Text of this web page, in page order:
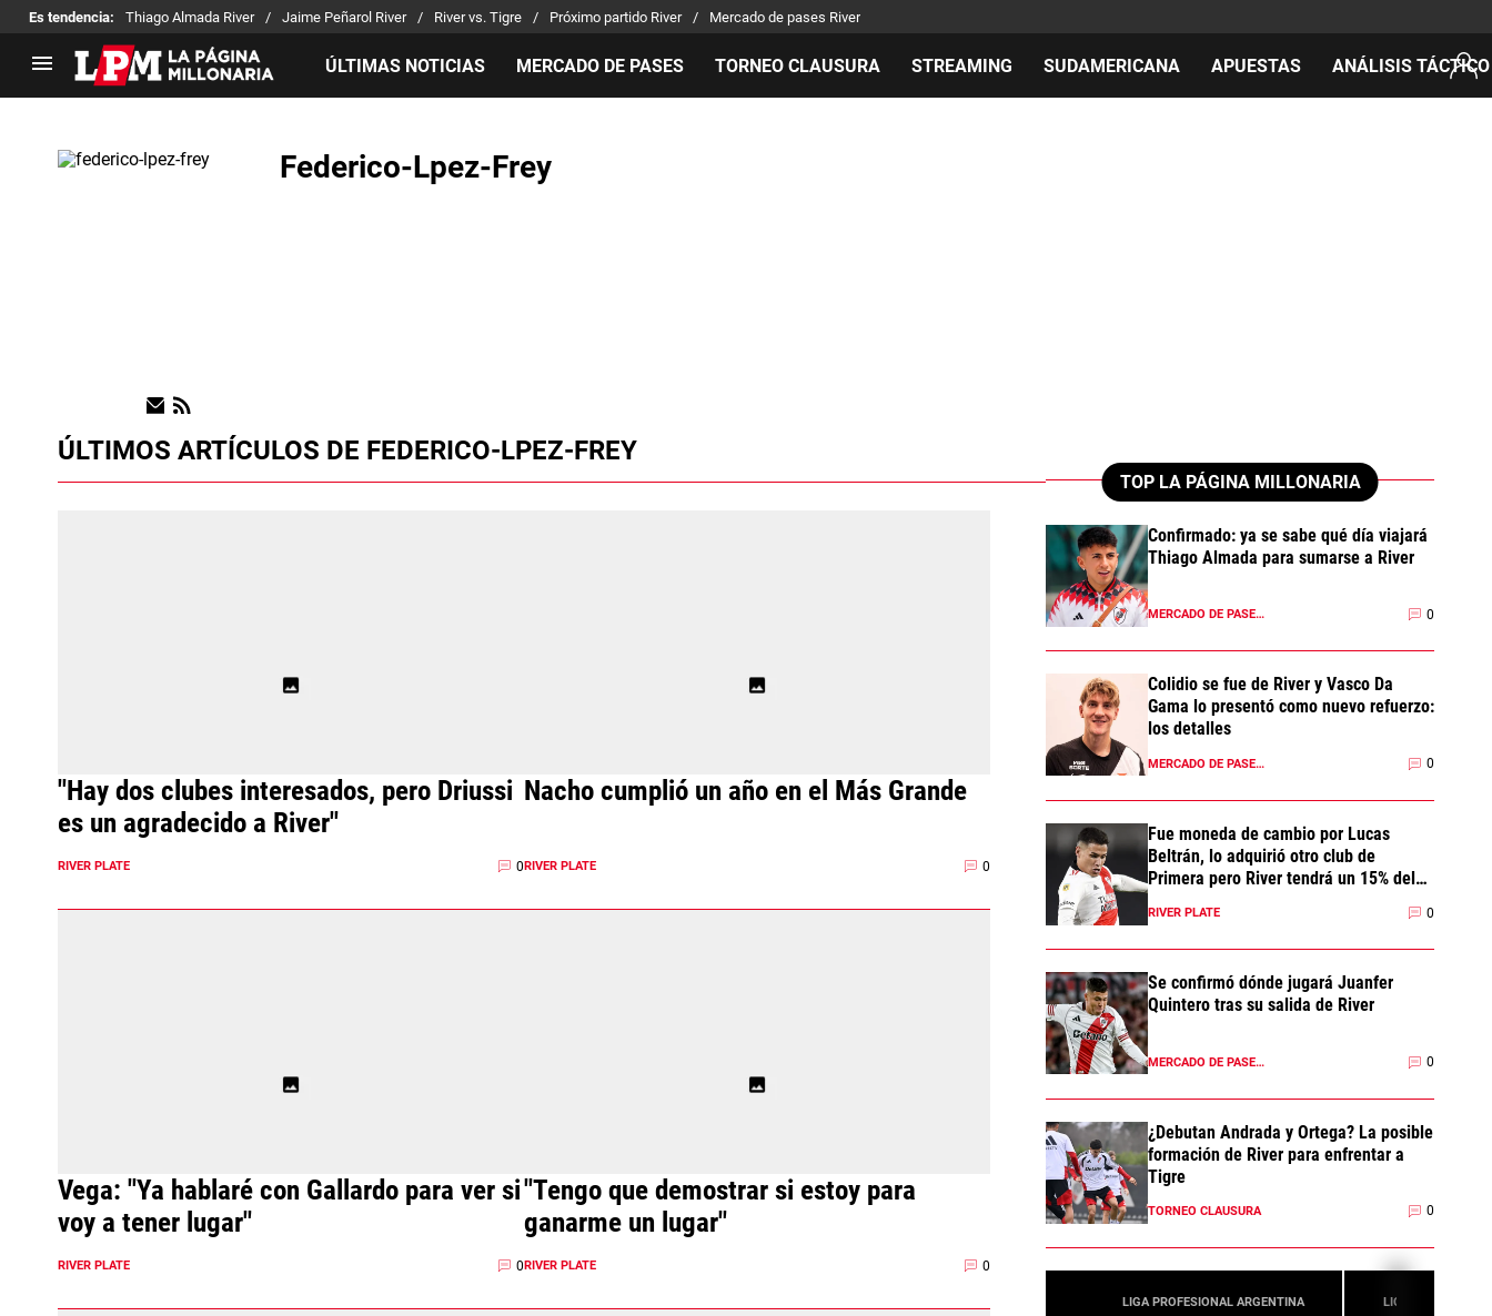
Es tendencia: Thiago Almada River Jaime Peñarol River River vs. Tigre Próximo partido River Mercado de pases River
ÚLTIMAS NOTICIAS MERCADO DE PASES TORNEO CLAUSURA STREAMING SUDAMERICANA APUESTAS ANÁLISIS TÁCTICO
Noticias
Copa Sudamericana
Mercado de Pases
Federico-Lpez-Frey
ÚLTIMOS ARTÍCULOS DE FEDERICO-LPEZ-FREY
"Hay dos clubes interesados, pero Driussi
es un agradecido a River"
RIVER PLATE 0
Nacho cumplió un año en el Más Grande
RIVER PLATE 0
Vega: "Ya hablaré con Gallardo para ver si
voy a tener lugar"
RIVER PLATE 0
"Tengo que demostrar si estoy para
ganarme un lugar"
RIVER PLATE 0
TOP LA PÁGINA MILLONARIA
Confirmado: ya se sabe qué día viajará
Thiago Almada para sumarse a River
MERCADO DE PASES 2026 0
Colidio se fue de River y Vasco Da
Gama lo presentó como nuevo refuerzo:
los detalles
MERCADO DE PASES 2026 0
Fue moneda de cambio por Lucas
Beltrán, lo adquirió otro club de
Primera pero River tendrá un 15% del
RIVER PLATE 0
Se confirmó dónde jugará Juanfer
Quintero tras su salida de River
MERCADO DE PASES 2026 0
¿Debutan Andrada y Ortega? La posible
formación de River para enfrentar a
Tigre
TORNEO CLAUSURA 0
LIGA PROFESIONAL ARGENTINA LIGA